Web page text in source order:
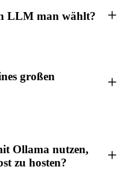
LLM man wählt?
großen
Ollama nutzen,
zu hosten?